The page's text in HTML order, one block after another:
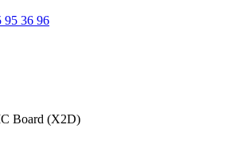
95 36 96
Board (X2D)